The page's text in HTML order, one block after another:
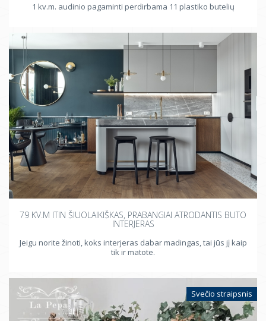
1 kv.m. audinio pagaminti perdirbama 11 plastiko butelių
79 KV.M ITIN ŠIUOLAIKIŠKAS, PRABANGIAI ATRODANTIS BUTO
INTERJERAS
Jeigu norite žinoti, koks interjeras dabar madingas, tai jūs jį kaip
tik ir matote.
Svečio straipsnis